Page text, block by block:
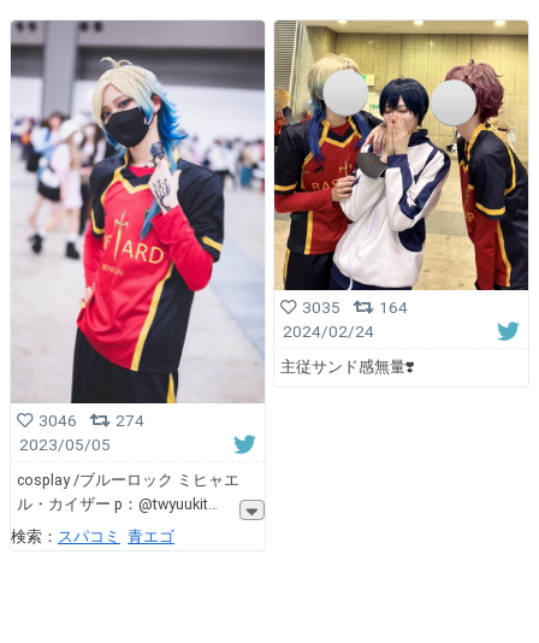
3046
274
2023/05/05
cosplay /ブルーロック ミヒャエ
ル・カイザー p：@twyuukit
検索： スパコミ 青エゴ
3035
164
2024/02/24
主従サンド感無量❣️